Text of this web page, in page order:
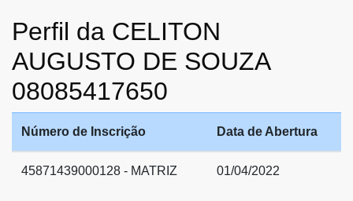
Perfil da CELITON
AUGUSTO DE SOUZA
08085417650
Número de Inscrição Data de Abertura
45871439000128 - MATRIZ 01/04/2022